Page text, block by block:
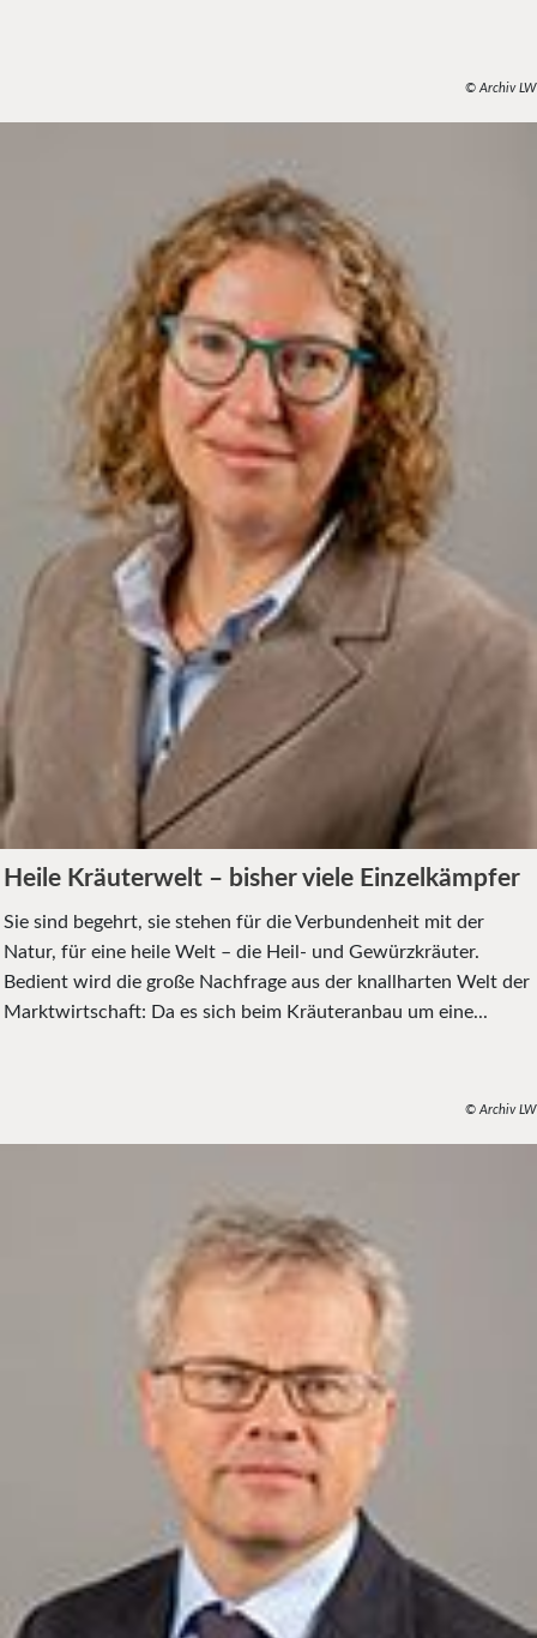
© Archiv LW
Heile Kräuterwelt – bisher viele Einzelkämpfer
Sie sind begehrt, sie stehen für die Verbundenheit mit der
Natur, für eine heile Welt – die Heil- und Gewürzkräuter.
Bedient wird die große Nachfrage aus der knallharten Welt der
Marktwirtschaft: Da es sich beim Kräuteranbau um eine...
© Archiv LW